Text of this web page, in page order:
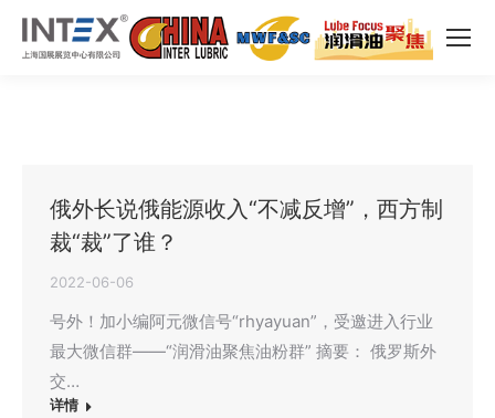
俄外长说俄能源收入“不减反增”，西方制
裁“裁”了谁？
2022-06-06
号外！加小编阿元微信号“rhyayuan”，受邀进入行业
最大微信群——“润滑油聚焦油粉群” 摘要： 俄罗斯外
交…
详情